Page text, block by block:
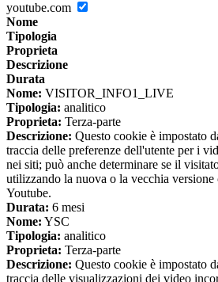
youtube.com
Nome
Tipologia
Proprieta
Descrizione
Durata
Nome: VISITOR_INFO1_LIVE
Tipologia: analitico
Proprieta: Terza-parte
Descrizione: Questo cookie è impostato
traccia delle preferenze dell'utente per i
nei siti; può anche determinare se il
utilizzando la nuova o la vecchia
Youtube.
Durata: 6 mesi
Nome: YSC
Tipologia: analitico
Proprieta: Terza-parte
Descrizione: Questo cookie è impostato
traccia delle visualizzazioni dei video